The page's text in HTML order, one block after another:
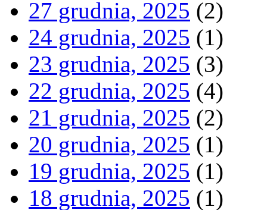
27 grudnia, 2025 (2)
24 grudnia, 2025 (1)
23 grudnia, 2025 (3)
22 grudnia, 2025 (4)
21 grudnia, 2025 (2)
20 grudnia, 2025 (1)
19 grudnia, 2025 (1)
18 grudnia, 2025 (1)